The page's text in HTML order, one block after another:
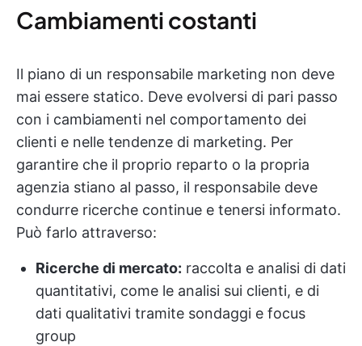
Cambiamenti costanti
Il piano di un responsabile marketing non deve
mai essere statico. Deve evolversi di pari passo
con i cambiamenti nel comportamento dei
clienti e nelle tendenze di marketing. Per
garantire che il proprio reparto o la propria
agenzia stiano al passo, il responsabile deve
condurre ricerche continue e tenersi informato.
Può farlo attraverso:
Ricerche di mercato: raccolta e analisi di dati
quantitativi, come le analisi sui clienti, e di
dati qualitativi tramite sondaggi e focus
group